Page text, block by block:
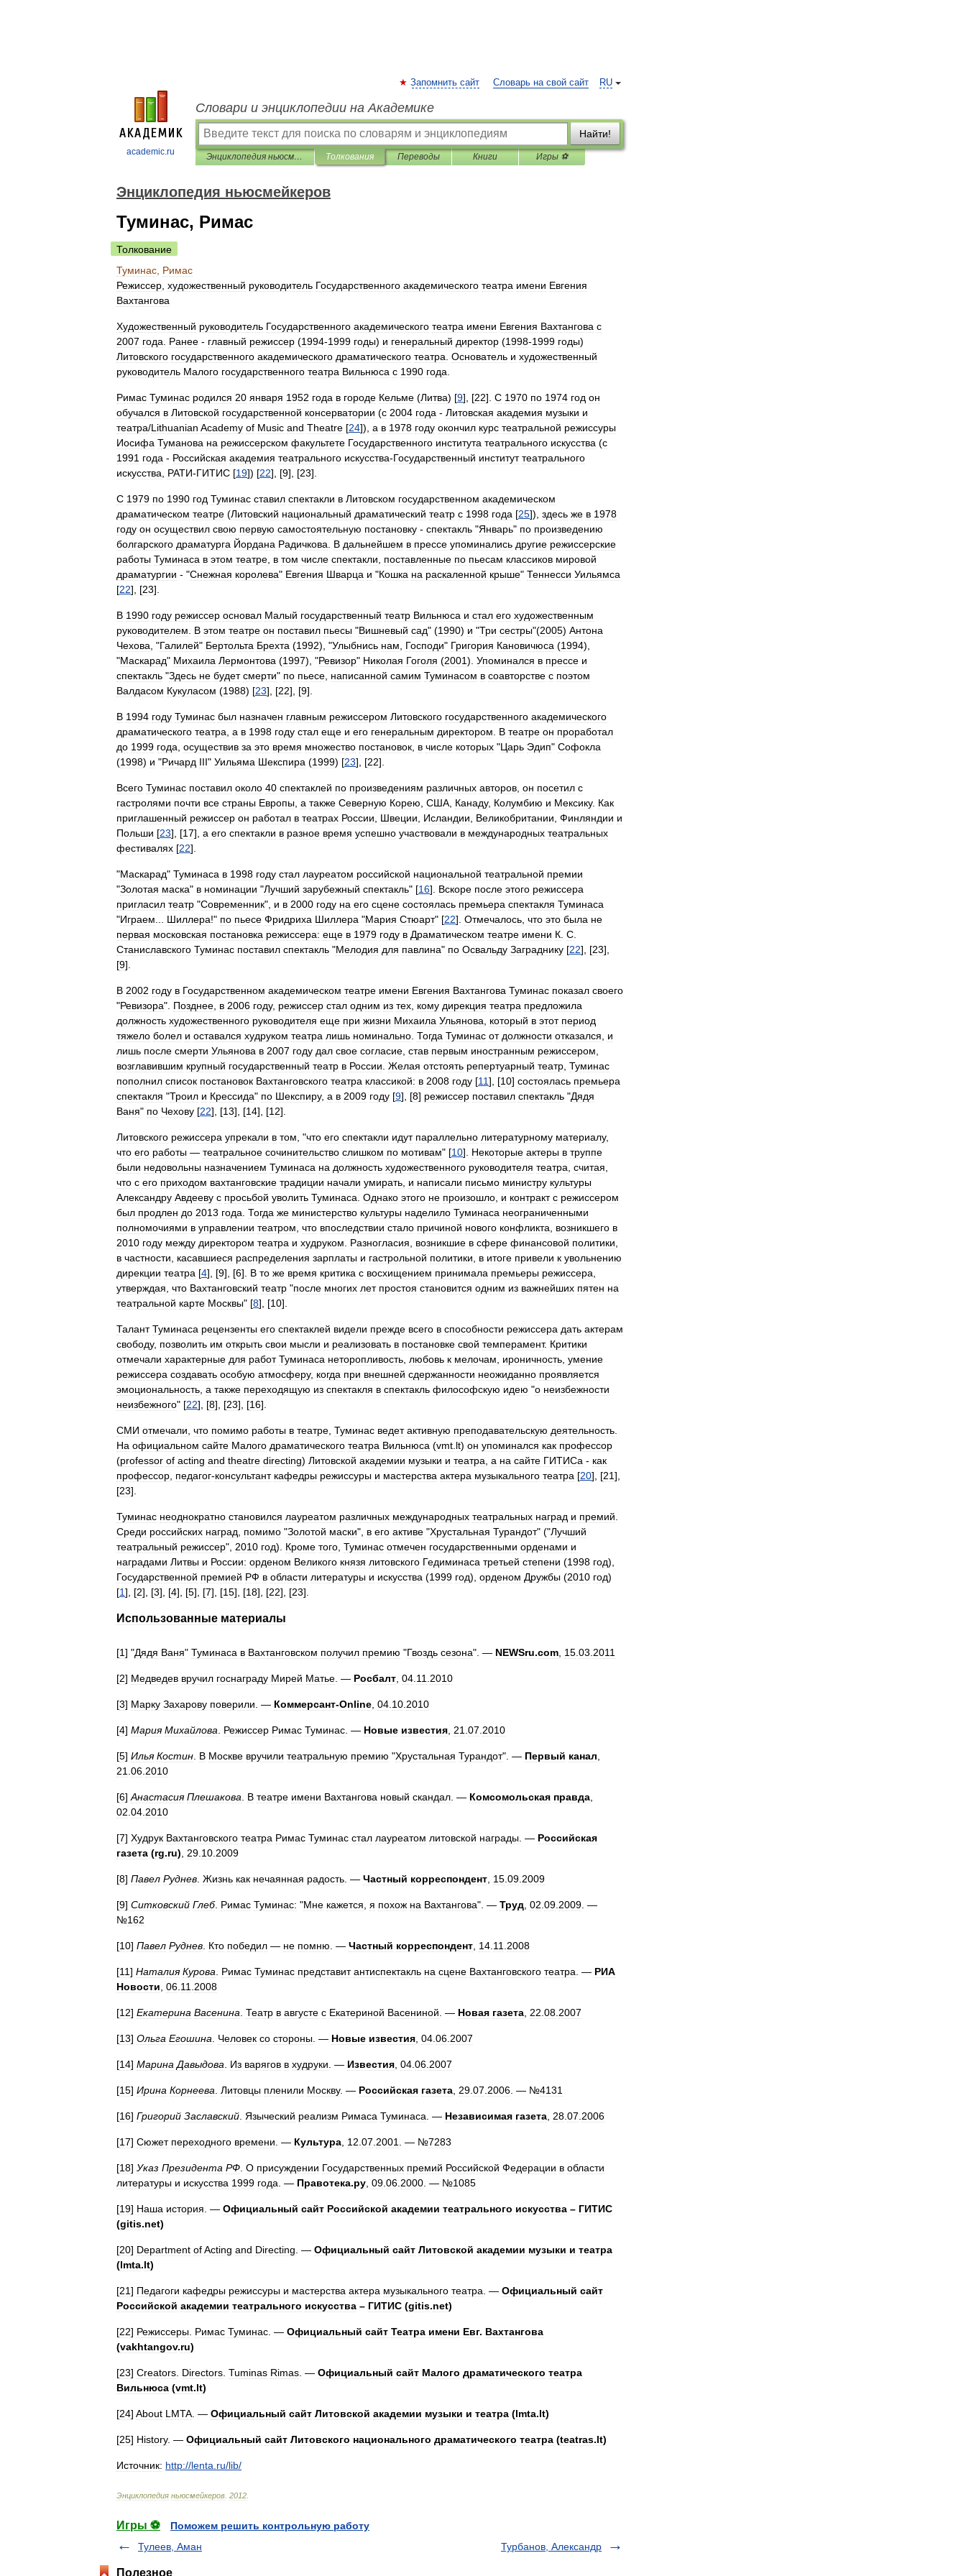
academic.ru
RU
Запомнить сайт Словарь на свой сайт
Словари и энциклопедии на Академике
Найти!
Энциклопедия ньюсмейкеров Толкования Переводы Книги Игры ⚽
Энциклопедия ньюсмейкеров
Туминас, Римас
Толкование
Туминас Римас
Режиссер художественный руководитель Государственного академического театра имени Евгения
Вахтангова
Художественный руководитель Государственного академического театра имени Евгения Вахтангова с
2007 года Ранее - главный режиссер (1994-1999 годы) и генеральный директор (1998-1999 годы)
Литовского государственного академического драматического театра Основатель и художественный
руководитель Малого государственного театра Вильнюса с 1990 года
Римас Туминас родился 20 января 1952 года в городе Кельме (Литва) [9], [22]. С 1970 по 1974 год он
обучался в Литовской государственной консерватории (с 2004 года - Литовская академия музыки и
театра/Lithuanian Academy of Music and Theatre [24]), а в 1978 году окончил курс театральной режиссуры
Иосифа Туманова на режиссерском факультете Государственного института театрального искусства (с
1991 года - Российская академия театрального искусства-Государственный институт театрального
искусства
РАТИ-ГИТИС [19]) [22], [9], [23].
С 1979 по 1990 год Туминас ставил спектакли в Литовском государственном академическом
драматическом театре (Литовский национальный драматический театр с 1998 года [25]), здесь же в 1978
году он осуществил свою первую самостоятельную постановку - спектакль "Январь" по произведению
болгарского драматурга Йордана Радичкова В дальнейшем в прессе упоминались другие режиссерские
работы Туминаса в этом театре в том числе спектакли поставленные по пьесам классиков мировой
драматургии - "Снежная королева" Евгения Шварца и "Кошка на раскаленной крыше" Теннесси Уильямса
[22], [23].
В 1990 году режиссер основал Малый государственный театр Вильнюса и стал его художественным
руководителем
В этом театре он поставил пьесы "Вишневый сад" (1990) и "Три сестры"(2005) Антона
Чехова , "Галилей" Бертольта Брехта (1992), "Улыбнись нам Господи" Григория Кановичюса (1994),
"Маскарад" Михаила Лермонтова (1997), "Ревизор" Николая Гоголя (2001). Упоминался в прессе и
спектакль "Здесь не будет смерти" по пьесе написанной самим Туминасом в соавторстве с поэтом
Валдасом Кукуласом (1988) [23], [22], [9].
В 1994 году Туминас был назначен главным режиссером Литовского государственного академического
драматического театра а в 1998 году стал еще и его генеральным директором В театре он проработал
до 1999 года осуществив за это время множество постановок в числе которых "Царь Эдип" Софокла
(1998) и "Ричард III" Уильяма Шекспира (1999) [23], [22].
Всего Туминас поставил около 40 спектаклей по произведениям различных авторов он посетил с
гастролями почти все страны Европы а также Северную Корею США Канаду, Колумбию и Мексику. Как
приглашенный режиссер он работал в театрах России Швеции Исландии Великобритании Финляндии и
Польши [23], [17], а его спектакли в разное время успешно участвовали в международных театральных
фестивалях [22].
"Маскарад" Туминаса в 1998 году стал лауреатом российской национальной театральной премии
"Золотая маска" в номинации "Лучший зарубежный спектакль" [16]. Вскоре после этого режиссера
пригласил театр "Современник", и в 2000 году на его сцене состоялась премьера спектакля Туминаса
"Играем Шиллера!" по пьесе Фридриха Шиллера "Мария Стюарт" [22]. Отмечалось что это была не
первая московская постановка режиссера: еще в 1979 году в Драматическом театре имени К С
Станиславского Туминас поставил спектакль "Мелодия для павлина" по Освальду Заграднику [22], [23],
[9].
В 2002 году в Государственном академическом театре имени Евгения Вахтангова Туминас показал своего
"Ревизора". Позднее в 2006 году, режиссер стал одним из тех кому дирекция театра предложила
должность художественного руководителя еще при жизни Михаила Ульянова который в этот период
тяжело болел и оставался худруком театра лишь номинально Тогда Туминас от должности отказался
и
лишь после смерти Ульянова в 2007 году дал свое согласие став первым иностранным режиссером
возглавившим крупный государственный театр в России Желая отстоять репертуарный театр Туминас
пополнил список постановок Вахтанговского театра классикой: в 2008 году [11], [10] состоялась премьера
спектакля "Троил и Крессида" по Шекспиру, а в 2009 году [9], [8] режиссер поставил спектакль "Дядя
Ваня" по Чехову [22], [13], [14], [12].
Литовского режиссера упрекали в том , "что его спектакли идут параллельно литературному материалу,
что его работы — театральное сочинительство слишком по мотивам" [10]. Некоторые актеры в труппе
были недовольны назначением Туминаса на должность художественного руководителя театра считая
что с его приходом вахтанговские традиции начали умирать и написали письмо министру культуры
Александру Авдееву с просьбой уволить Туминаса Однако этого не произошло и контракт с режиссером
был продлен до 2013 года Тогда же министерство культуры наделило Туминаса неограниченными
полномочиями в управлении театром что впоследствии стало причиной нового конфликта возникшего в
2010 году между директором театра и худруком Разногласия возникшие в сфере финансовой политики
в частности касавшиеся распределения зарплаты и гастрольной политики в итоге привели к увольнению
дирекции театра [4], [9], [6]. В то же время критика с восхищением принимала премьеры режиссера
утверждая что Вахтанговский театр "после многих лет простоя становится одним из важнейших пятен на
театральной карте Москвы" [8], [10].
Талант Туминаса рецензенты его спектаклей видели прежде всего в способности режиссера дать актерам
свободу, позволить им открыть свои мысли и реализовать в постановке свой темперамент. Критики
отмечали характерные для работ Туминаса неторопливость любовь к мелочам ироничность умение
режиссера создавать особую атмосферу, когда при внешней сдержанности неожиданно проявляется
эмоциональность а также переходящую из спектакля в спектакль философскую идею "о неизбежности
неизбежного" [22], [8], [23], [16].
СМИ отмечали что помимо работы в театре Туминас ведет активную преподавательскую деятельность
На официальном сайте Малого драматического театра Вильнюса (vmt lt) он упоминался как профессор
(professor of acting and theatre directing) Литовской академии музыки и театра а на сайте ГИТИСа - как
профессор педагог-консультант кафедры режиссуры и мастерства актера музыкального театра [20], [21],
[23].
Туминас неоднократно становился лауреатом различных международных театральных наград и премий
Среди российских наград помимо "Золотой маски", в его активе "Хрустальная Турандот" ("Лучший
театральный режиссер", 2010 год). Кроме того Туминас отмечен государственными орденами и
наградами Литвы и России: орденом Великого князя литовского Гедиминаса третьей степени (1998 год),
Государственной премией РФ в области литературы и искусства (1999 год), орденом Дружбы (2010 год)
[1], [2], [3], [4], [5], [7], [15], [18], [22], [23].
Использованные материалы
[1] "Дядя Ваня" Туминаса в Вахтанговском получил премию "Гвоздь сезона". — NEWSru.com 15 03 2011
[2] Медведев вручил госнаграду Мирей Матье . — Росбалт 04 11 2010
[3] Марку Захарову поверили . — Коммерсант-Online 04 10 2010
[4] Мария Михайлова Режиссер Римас Туминас . — Новые известия 21 07 2010
[5] Илья Костин В Москве вручили театральную премию "Хрустальная Турандот". — Первый канал
21 06 2010
[6] Анастасия Плешакова В театре имени Вахтангова новый скандал . — Комсомольская правда
02 04 2010
[7] Худрук Вахтанговского театра Римас Туминас стал лауреатом литовской награды . — Российская
газета (rg.ru) 29 10 2009
[8] Павел Руднев Жизнь как нечаянная радость . — Частный корреспондент 15 09 2009
[9] Ситковский Глеб. Римас Туминас: "Мне кажется я похож на Вахтангова". — Труд 02 09 2009 . —
№162
[10] Павел Руднев Кто победил — не помню . — Частный корреспондент 14 11 2008
[11] Наталия Курова Римас Туминас представит антиспектакль на сцене Вахтанговского театра . — РИА
Новости 06 11 2008
[12] Екатерина Васенина Театр в августе с Екатериной Васениной . — Новая газета 22 08 2007
[13] Ольга Егошина Человек со стороны . — Новые известия 04 06 2007
[14] Марина Давыдова Из варягов в худруки . — Известия 04 06 2007
[15] Ирина Корнеева Литовцы пленили Москву. — Российская газета 29 07 2006 . — №4131
[16] Григорий Заславский Языческий реализм Римаса Туминаса . — Независимая газета 28 07 2006
[17] Сюжет переходного времени . — Культура 12 07 2001 . — №7283
[18] Указ Президента РФ О присуждении Государственных премий Российской Федерации в области
литературы и искусства 1999 года . — Правотека.ру 09 06 2000 . — №1085
[19] Наша история . — Официальный сайт Российской академии театрального искусства – ГИТИС
(gitis.net)
[20] Department ofActing and Directing . — Официальный сайт Литовской академии музыки и театра
(lmta.lt)
[21] Педагоги кафедры режиссуры и мастерства актера музыкального театра . — Официальный сайт
Российской академии театрального искусства – ГИТИС (gitis.net)
[22] Режиссеры Римас Туминас . — Официальный сайт Театра имени Евг. Вахтангова
(vakhtangov.ru)
[23] Creators Directors Tuminas Rimas . — Официальный сайт Малого драматического театра
Вильнюса (vmt.lt)
[24] About LMTA . — Официальный сайт Литовской академии музыки и театра (lmta.lt)
[25] History. — Официальный сайт Литовского национального драматического театра (teatras.lt)
Источник: http://lenta ru/lib/
Энциклопедия ньюсмейкеров 2012
Игры ⚽
Поможем решить контрольную работу
Тулеев, Аман
Турбанов, Александр
Полезное